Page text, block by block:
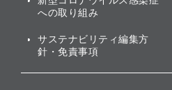
への取り組み
サステナビリティ編集方
針・免責事項